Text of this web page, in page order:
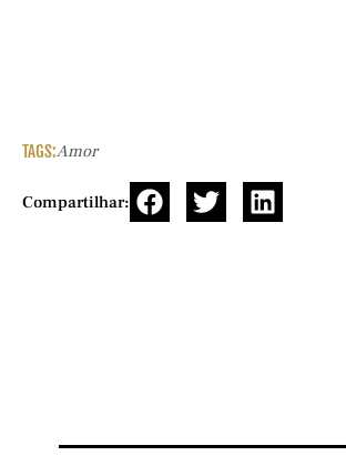
TAGS:Amor
Compartilhar: